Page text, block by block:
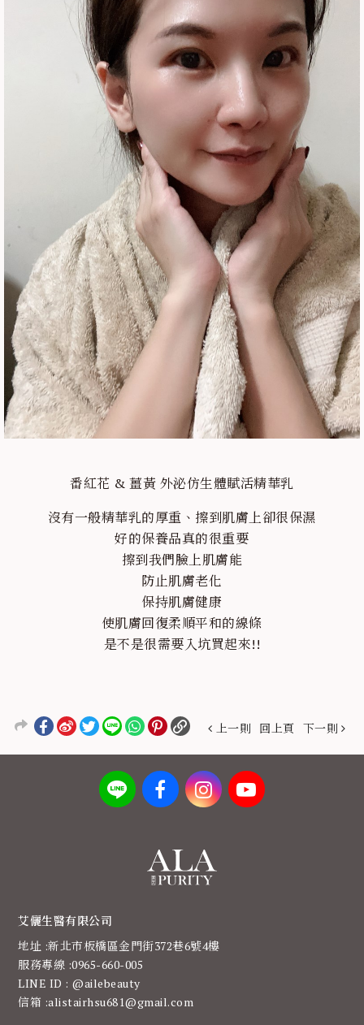
番紅花 & 薑黃 外泌仿生體賦活精華乳
沒有一般精華乳的厚重、擦到肌膚上卻很保濕
好的保養品真的很重要
擦到我們臉上肌膚能
防止肌膚老化
保持肌膚健康
使肌膚回復柔順平和的線條
是不是很需要入坑買起來!!
上一則 回上頁 下一則
艾儷生醫有限公司
地址 :新北市板橋區金門街372巷6號4樓
服務專線 :0965-660-005
LINE ID : @ailebeauty
信箱 :alistairhsu681@gmail.com